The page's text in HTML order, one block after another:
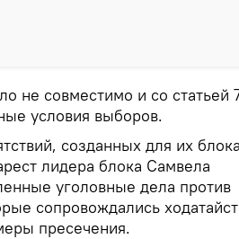
не совместимо и со статьей
условия выборов.
созданных для их
лидера блока Самвела
уголовные дела против
сопровождались
пресечения.